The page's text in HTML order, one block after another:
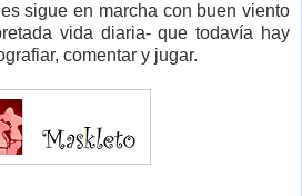
sigue en marcha con buen viento
vida diaria- que todavía hay
comentar y jugar.